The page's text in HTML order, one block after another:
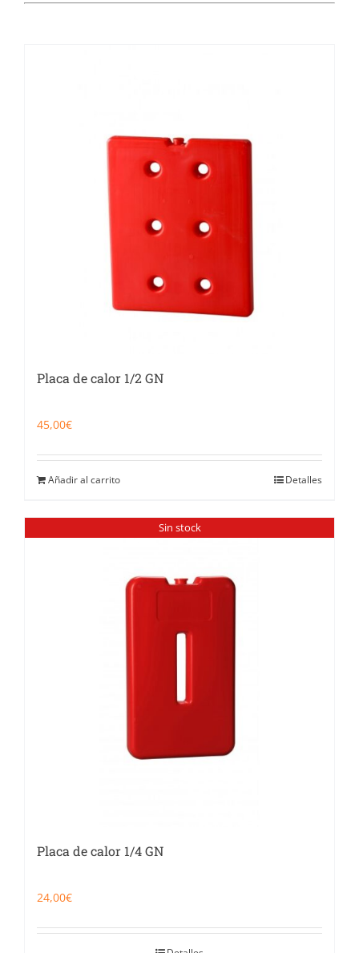
Placa de calor 1/2 GN
45,00€
Añadir al carrito Detalles
Sin stock
Placa de calor 1/4 GN
24,00€